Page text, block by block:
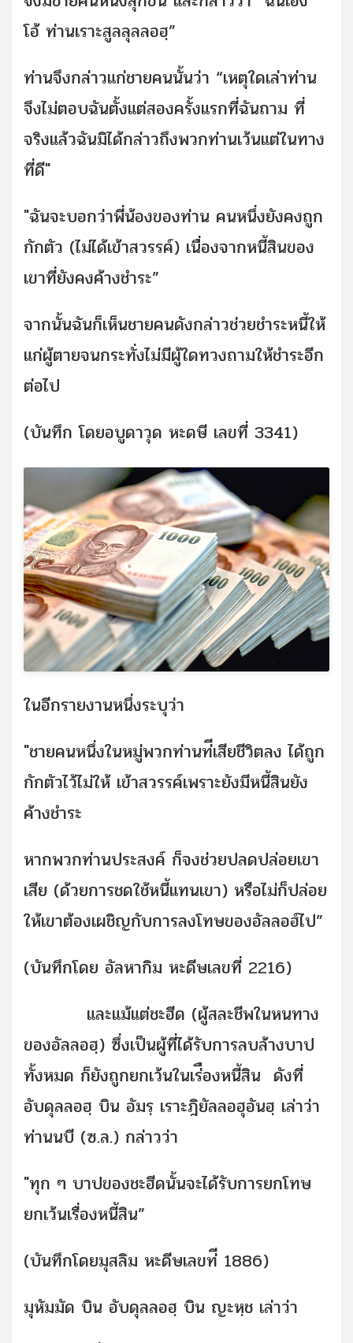
โอ้ ท่านเราะสูลลุลลอฮฺ”
ท่านจึงกล่าวแก่ชายคนนั้นว่า “เหตุใดเล่าท่าน
จึงไม่ตอบฉันตั้งแต่สองครั้งแรกที่ฉันถาม ที่
จริงแล้วฉันมิได้กล่าวถึงพวกท่านเว้นแต่ในทาง
ที่ดี"
"ฉันจะบอกว่าพี่น้องของท่าน คนหนึ่งยังคงถูก
กักตัว (ไม่ได้เข้าสวรรค์) เนื่องจากหนี้สินของ
เขาที่ยังคงค้างชำระ”
จากนั้นฉันก็เห็นชายคนดังกล่าวช่วยชำระหนี้ให้
แก่ผู้ตายจนกระทั่งไม่มีผู้ใดทวงถามให้ชำระอีก
ต่อไป
(บันทึก โดยอบูดาวุด หะดษี เลขที่ 3341)
ในอีกรายงานหนึ่งระบุว่า
"ชายคนหนึ่งในหมู่พวกท่านท่ีเสียชีวิตลง ได้ถูก
กักตัวไว้ไม่ให้ เข้าสวรรค์เพราะยังมีหนี้สินยัง
ค้างชำระ
หากพวกท่านประสงค์ ก็จงช่วยปลดปล่อยเขา
เสีย (ด้วยการชดใช้หนี้แทนเขา) หรือไม่ก็ปล่อย
ให้เขาต้องเผชิญกับการลงโทษของอัลลอฮ์ไป”
(บันทึกโดย อัลหากิม หะดีษเลขที่ 2216)
และแม้แต่ชะฮีด (ผู้สละชีพในหนทาง
ของอัลลอฮฺ) ซึ่งเป็นผู้ที่ได้รับการลบล้างบาป
ทั้งหมด ก็ยังถูกยกเว้นในเร่ืองหนี้สิน ดังที่
อับดุลลอฮฺ บิน อัมรฺ เราะฎิยัลลอฮุอันฮฺ เล่าว่า
ท่านนบี (ซ.ล.) กล่าวว่า
"ทุก ๆ บาปของชะฮีดนั้นจะได้รับการยกโทษ
ยกเว้นเรื่องหนี้สิน”
(บันทึกโดยมุสลิม หะดีษเลขท่ี 1886)
มุหัมมัด บิน อับดุลลอฮฺ บิน ญะหฺช เล่าว่า